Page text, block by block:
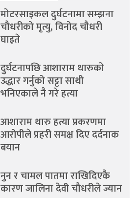
मोटरसाइकल दुर्घटनामा सम्झना
चौधरीको मृत्यु, विनोद चौधरी
घाइते
दुर्घटनापछि आशाराम थारुको
उद्धार गर्नुको सट्टा साथी
भनिएकाले नै गरे हत्या
आशाराम थारु हत्या प्रकरणमा
आरोपीले प्रहरी समक्ष दिए दर्दनाक
बयान
नुन र चामल पातमा राखिदिएकै
कारण जालिना देवी चौधरीले ज्यान